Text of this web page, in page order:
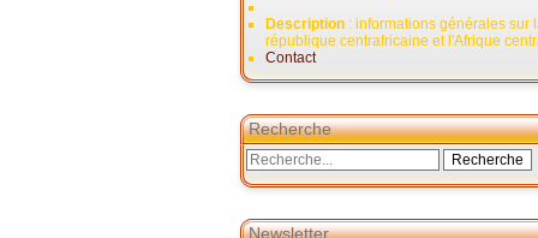
Description : informations générales sur
république centrafricaine et l'Afrique
Contact
Recherche
Newsletter